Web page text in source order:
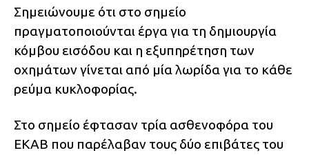
Σημειώνουμε ότι στο σημείο
πραγματοποιούνται έργα για τη δημιουργία
κόμβου εισόδου και η εξυπηρέτηση των
οχημάτων γίνεται από μία λωρίδα για το κάθε
ρεύμα κυκλοφορίας.
Στο σημείο έφτασαν τρία ασθενοφόρα του
ΕΚΑΒ που παρέλαβαν τους δύο επιβάτες του